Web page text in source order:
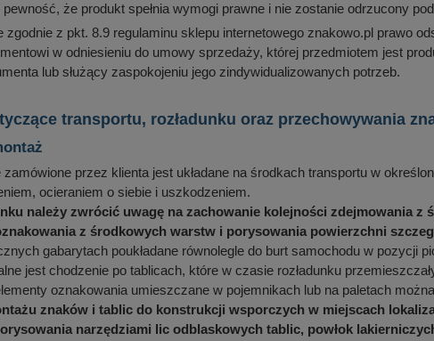
że produkt spełnia wymogi prawne i nie zostanie odrzucony
zgodnie z pkt. 8.9 regulaminu sklepu internetowego znakowo.pl prawo
w odniesieniu do umowy sprzedaży, której przedmiotem jest
lub służący zaspokojeniu jego zindywidualizowanych potrzeb.
transportu, rozładunku oraz przechowywania
przez klienta jest układane na środkach transportu w
ocieraniem o siebie i uszkodzeniem.
należy zwrócić uwagę na zachowanie kolejności zdejmowania
z środkowych warstw i porysowania powierzchni
gabarytach poukładane równolegle do burt samochodu w pozycji
jest chodzenie po tablicach, które w czasie rozładunku
oznakowania umieszczane w pojemnikach lub na paletach
znaków i tablic do konstrukcji wsporczych w miejscach
narzędziami lic odblaskowych tablic, powłok